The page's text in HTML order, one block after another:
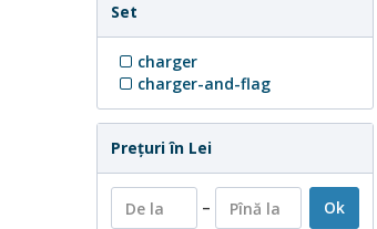
Set
charger
charger-and-flag
Preţuri în Lei
– Ok